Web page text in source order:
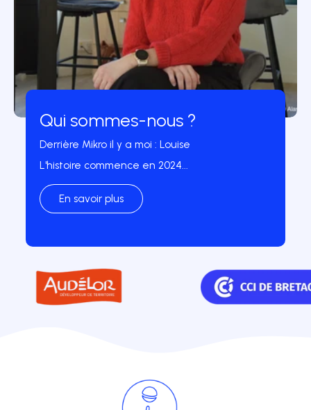
Qui sommes-nous ?
Derrière Mikro il y a moi : Louise
L'histoire commence en 2024...
En savoir plus